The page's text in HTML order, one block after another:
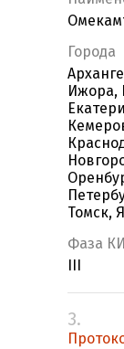
Города
Ижора,
Томск,
Фаза КИ
3.